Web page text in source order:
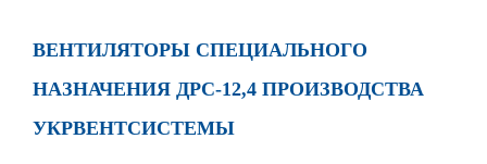
ВЕНТИЛЯТОРЫ СПЕЦИАЛЬНОГО
НАЗНАЧЕНИЯ ДРС-12,4 ПРОИЗВОДСТВА
УКРВЕНТСИСТЕМЫ